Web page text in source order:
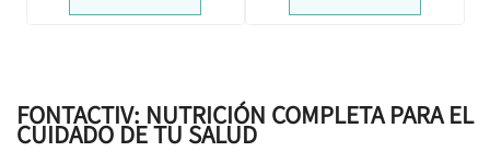
FONTACTIV: NUTRICIÓN COMPLETA PARA EL
CUIDADO DE TU SALUD